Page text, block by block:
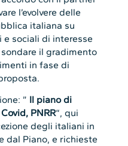
l’evolvere delle
italiana su
e sociali di interesse
il gradimento
in fase di
” Il piano di
PNRR“, qui
degli italiani in
dal Piano, e richieste